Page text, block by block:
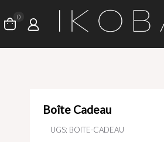
0
Boîte Cadeau
UGS: BOITE-CADEAU